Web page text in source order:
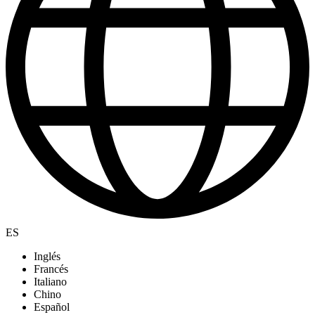
ES
Inglés
Francés
Italiano
Chino
Español